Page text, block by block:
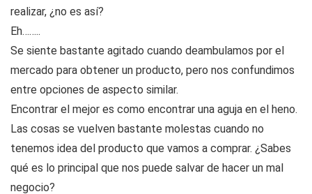
realizar, ¿no es así?
Eh……..
Se siente bastante agitado cuando deambulamos por el
mercado para obtener un producto, pero nos confundimos
entre opciones de aspecto similar.
Encontrar el mejor es como encontrar una aguja en el heno.
Las cosas se vuelven bastante molestas cuando no
tenemos idea del producto que vamos a comprar. ¿Sabes
qué es lo principal que nos puede salvar de hacer un mal
negocio?